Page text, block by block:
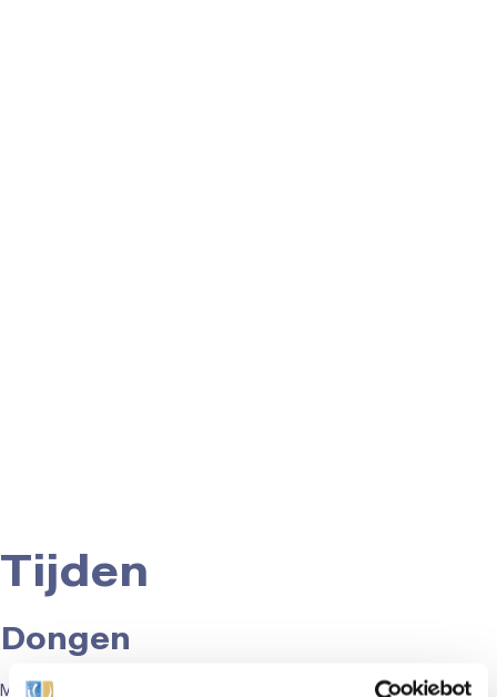
Tijden
Dongen
Maandag t/m donderdag: 08:00 – 23:00 uur